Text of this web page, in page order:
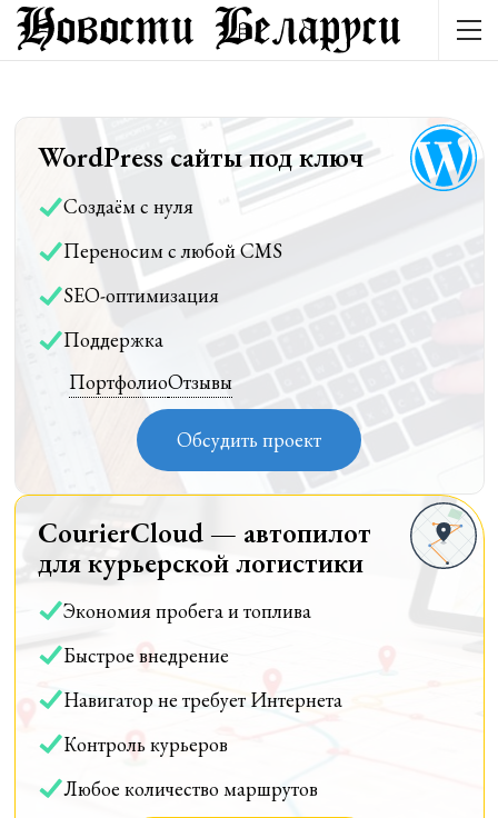
WordPress сайты под ключ
Создаём с нуля
Переносим с любой CMS
SEO-оптимизация
Поддержка
ПортфолиоОтзывы
Обсудить проект
CourierCloud — автопилот
для курьерской логистики
Экономия пробега и топлива
Быстрое внедрение
Навигатор не требует Интернета
Контроль курьеров
Любое количество маршрутов